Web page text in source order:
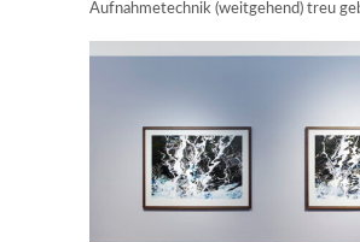
Aufnahmetechnik (weitgehend) treu